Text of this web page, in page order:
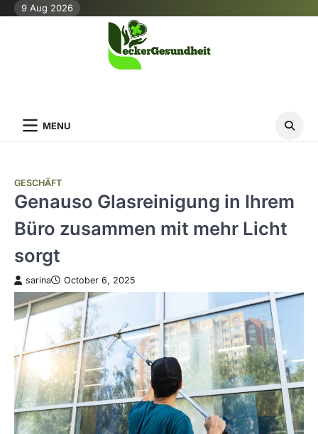
Skip9 Aug 2026
MENU
GESCHÄFT
Genauso Glasreinigung in Ihrem
Büro zusammen mit mehr Licht
sorgt
sarina October 6, 2025